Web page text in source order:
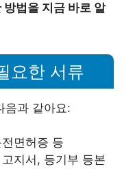
법을 지금 바로 알
요한 서류
음과 같아요:
면허증 등
지서, 등기부 등본